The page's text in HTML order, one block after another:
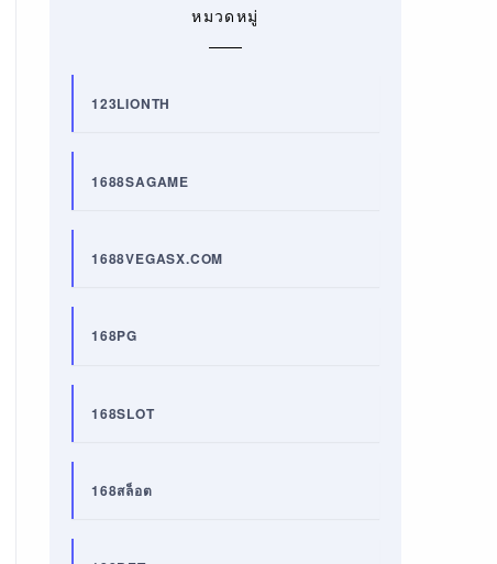
หมวดหมู่
123LIONTH
1688SAGAME
1688VEGASX.COM
168PG
168SLOT
168สล็อต